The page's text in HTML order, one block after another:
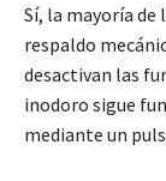
Sí, la mayoría
respaldo
desactivan las
inodoro sigue
mediante un